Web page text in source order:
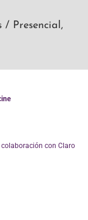
/ Presencial,
colaboración con Claro